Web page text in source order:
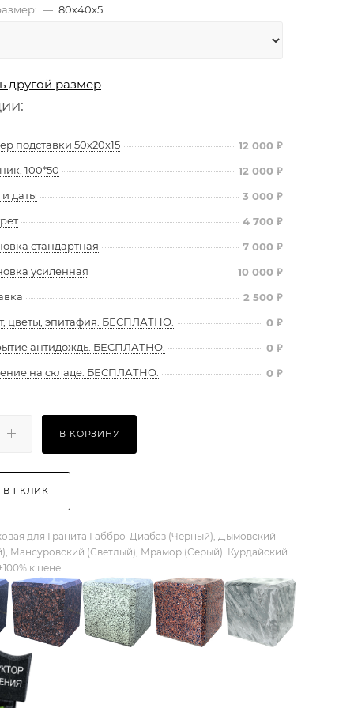
— 80х40х5
другой размер
подставки 50х20х15 12 000 ₽
100*50
12 000 ₽
даты
3 000 ₽
4 700 ₽
стандартная
7 000 ₽
усиленная
10 000 ₽
2 500 ₽
цветы, эпитафия. БЕСПЛАТНО.
0 ₽
антидождь. БЕСПЛАТНО.
0 ₽
на складе. БЕСПЛАТНО.
0 ₽
В КОРЗИНУ
1 КЛИК
для Гранита Габбро-Диабаз (Черный), Дымовский
Мансуровский (Светлый), Мрамор (Серый). Курдайский
к цене.